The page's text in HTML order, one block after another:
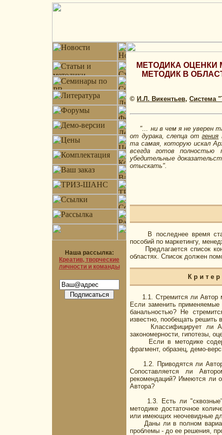
Наша рассылка:
Креатив, творческие
личности и команды
МЕТОДИКА
МЕТОДИК В
© И.Л. Викентьев, Система
"... ни в чем я не уверен
от дурака, слепца отгения
та самая, которую искал
всегда готов полностью
убедительные
отыскать".
В последнее время
пособий по маркетингу,
Предлагается список
областях. Список должен
К р и т е
1.1. Стремится ли Автор
Если заменить
банальностью? Не
известно, пообещать решить
Классифицирует ли
закономерности, гипотезы,
Если в методике
фрагмент, образец, демо-
1.2. Приводятся ли
Сопоставляется ли
рекомендаций? Имеются ли
Автора?
1.3. Есть ли "сквозные"
методике достаточное
или имеющих неочевидные
Даны ли в полном
проблемы - до ее решения,